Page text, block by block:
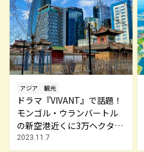
アジア 観光
ドラマ『VIVANT』で話題！
モンゴル・ウランバートル
の新空港近くに3万ヘクター
ル超えの大都市が誕生！？
2023.11.7